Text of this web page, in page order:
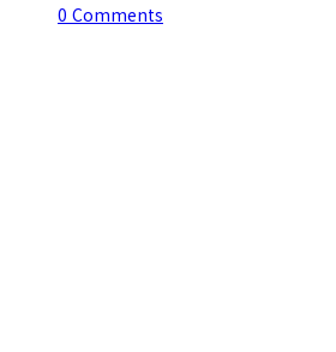
0 Comments